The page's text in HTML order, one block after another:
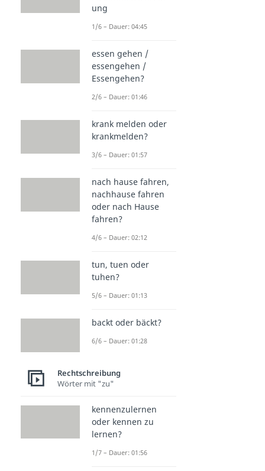
ung
1/6 – Dauer: 04:45
essen gehen /
essengehen /
Essengehen?
2/6 – Dauer: 01:46
krank melden oder
krankmelden?
3/6 – Dauer: 01:57
nach hause fahren,
nachhause fahren
oder nach Hause
fahren?
4/6 – Dauer: 02:12
tun, tuen oder
tuhen?
5/6 – Dauer: 01:13
backt oder bäckt?
6/6 – Dauer: 01:28
Rechtschreibung
Wörter mit "zu"
kennenzulernen
oder kennen zu
lernen?
1/7 – Dauer: 01:56